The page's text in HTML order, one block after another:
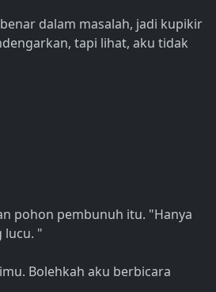
dalam masalah, jadi kupikir
tapi lihat, aku tidak
pohon pembunuh itu. "Hanya
lucu. "
Bolehkah aku berbicara